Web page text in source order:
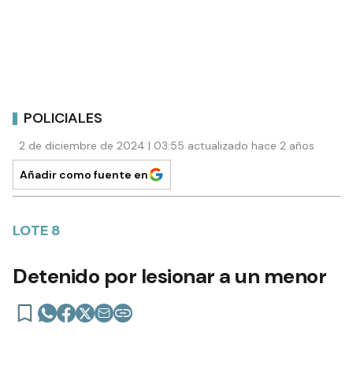
POLICIALES
2 de diciembre de 2024 | 03:55 actualizado hace 2 años
Añadir como fuente en
LOTE 8
Detenido por lesionar a un menor